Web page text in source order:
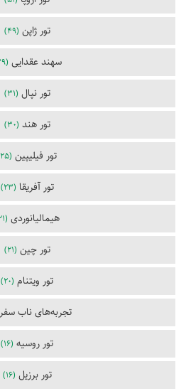
تور ژاپن (49)
سهند عقدایی (39)
تور نپال (31)
تور هند (30)
تور فیلیپین (25)
تور آفریقا (23)
هیمالیانوردی (21)
تور چین (21)
تور ویتنام (20)
تجربه‌های ناب سفر
تور روسیه (16)
تور برزیل (16)